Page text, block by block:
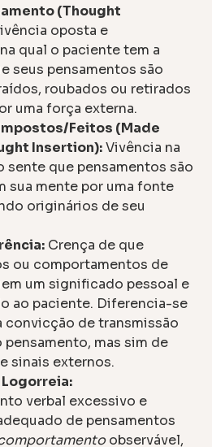
(Thought
oposta e
qual o paciente tem a
seus pensamentos são
roubados ou retirados
uma força externa.
Feitos (Made
Insertion):Vivência na
sente que pensamentos são
sua mente por uma fonte
originários de seu
Crença de que
ou comportamentos de
um significado pessoal e
ao paciente. Diferencia-se
convicção de transmissão
mas sim de
sinais externos.
verbal excessivo e
de pensamentos
observável,